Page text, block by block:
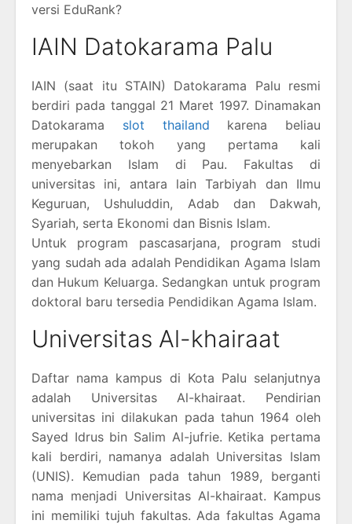
versi EduRank?
IAIN Datokarama Palu
IAIN (saat itu STAIN) Datokarama Palu resmi
berdiri pada tanggal 21 Maret 1997. Dinamakan
Datokarama slot thailand karena beliau
merupakan tokoh yang pertama kali
menyebarkan Islam di Pau. Fakultas di
universitas ini, antara lain Tarbiyah dan Ilmu
Keguruan, Ushuluddin, Adab dan Dakwah,
Syariah, serta Ekonomi dan Bisnis Islam.
Untuk program pascasarjana, program studi
yang sudah ada adalah Pendidikan Agama Islam
dan Hukum Keluarga. Sedangkan untuk program
doktoral baru tersedia Pendidikan Agama Islam.
Universitas Al-khairaat
Daftar nama kampus di Kota Palu selanjutnya
adalah Universitas Al-khairaat. Pendirian
universitas ini dilakukan pada tahun 1964 oleh
Sayed Idrus bin Salim Al-jufrie. Ketika pertama
kali berdiri, namanya adalah Universitas Islam
(UNIS). Kemudian pada tahun 1989, berganti
nama menjadi Universitas Al-khairaat. Kampus
ini memiliki tujuh fakultas. Ada fakultas Agama